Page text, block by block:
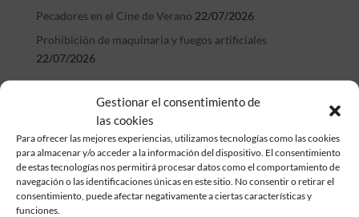
Gestionar el consentimiento de
las cookies
Para ofrecer las mejores experiencias, utilizamos tecnologías como las cookies
para almacenar y/o acceder a la información del dispositivo. El consentimiento
de estas tecnologías nos permitirá procesar datos como el comportamiento de
navegación o las identificaciones únicas en este sitio. No consentir o retirar el
consentimiento, puede afectar negativamente a ciertas características y
funciones.
Pecadores en el Cine de Verano 22/07/2026
Prohibición de maquinaria y fuegos artificiales
22/07/2026
Etiquetas
Altruismo
brunete cabalgata CEPA chocolataqda cine
colegio concierto delincuencia+ deporte Estopa
fiegos artificiales FIESTA fiestas FP gatos hoguera